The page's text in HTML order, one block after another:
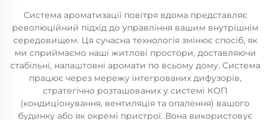
Система ароматизації повітря вдома представляє
революційний підхід до управління вашим внутрішнім
середовищем. Ця сучасна технологія змінює спосіб, як
ми сприймаємо наші житлові простори, доставляючи
стабільні, налаштовні аромати по всьому дому. Система
працює через мережу інтегрованих дифузорів,
стратегічно розташованих у системі КОП
(кондиціонування, вентиляція та опалення) вашого
будинку або як окремі пристрої. Вона використовує